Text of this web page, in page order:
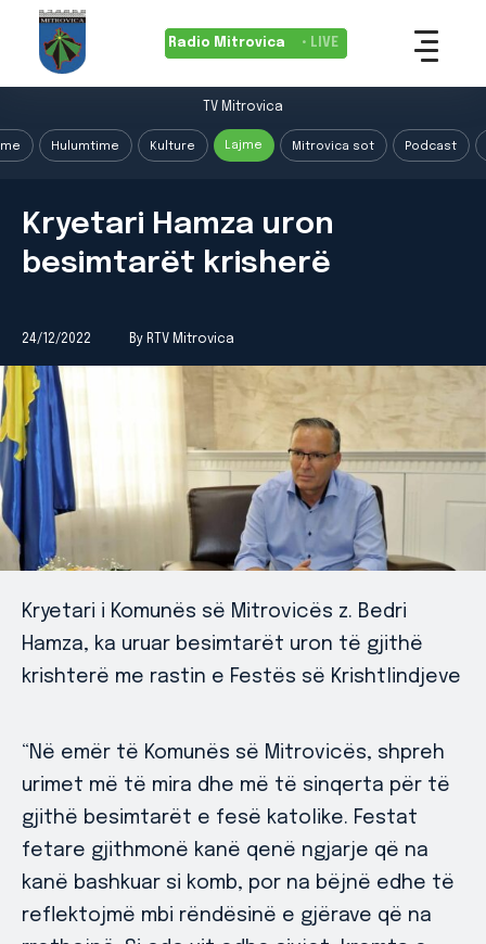
Radio Mitrovica • LIVE
TV Mitrovica
Hulumtime Kulture Lajme Mitrovica sot Podcast
Kryetari Hamza uron
besimtarët krisherë
24/12/2022 By RTV Mitrovica
Kryetari i Komunës së Mitrovicës z. Bedri
Hamza, ka uruar besimtarët uron të gjithë
krishterë me rastin e Festës së Krishtlindjeve
“Në emër të Komunës së Mitrovicës, shpreh
urimet më të mira dhe më të sinqerta për të
gjithë besimtarët e fesë katolike. Festat
fetare gjithmonë kanë qenë ngjarje që na
kanë bashkuar si komb, por na bëjnë edhe të
reflektojmë mbi rëndësinë e gjërave që na